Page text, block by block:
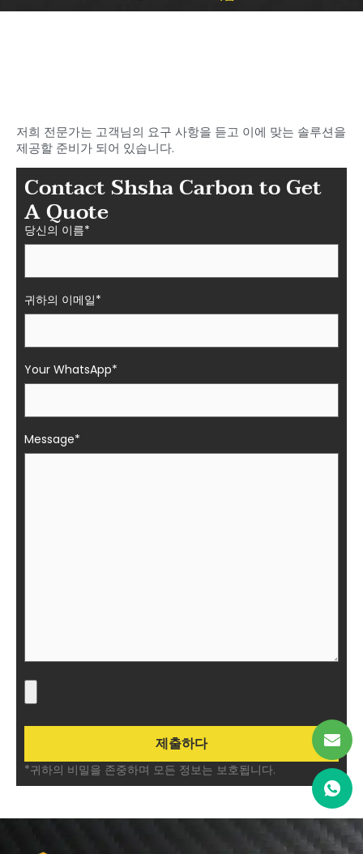
저희 전문가는 고객님의 요구 사항을 듣고 이에 맞는 솔루션을
제공할 준비가 되어 있습니다.
Contact Shsha Carbon to Get
A Quote
당신의 이름*
귀하의 이메일*
Your WhatsApp*
Message*
*귀하의 비밀을 존중하며 모든 정보는 보호됩니다.